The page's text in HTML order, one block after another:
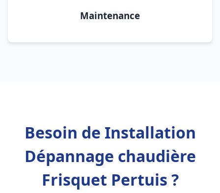
Maintenance
Besoin de Installation
Dépannage chaudière
Frisquet Pertuis ?